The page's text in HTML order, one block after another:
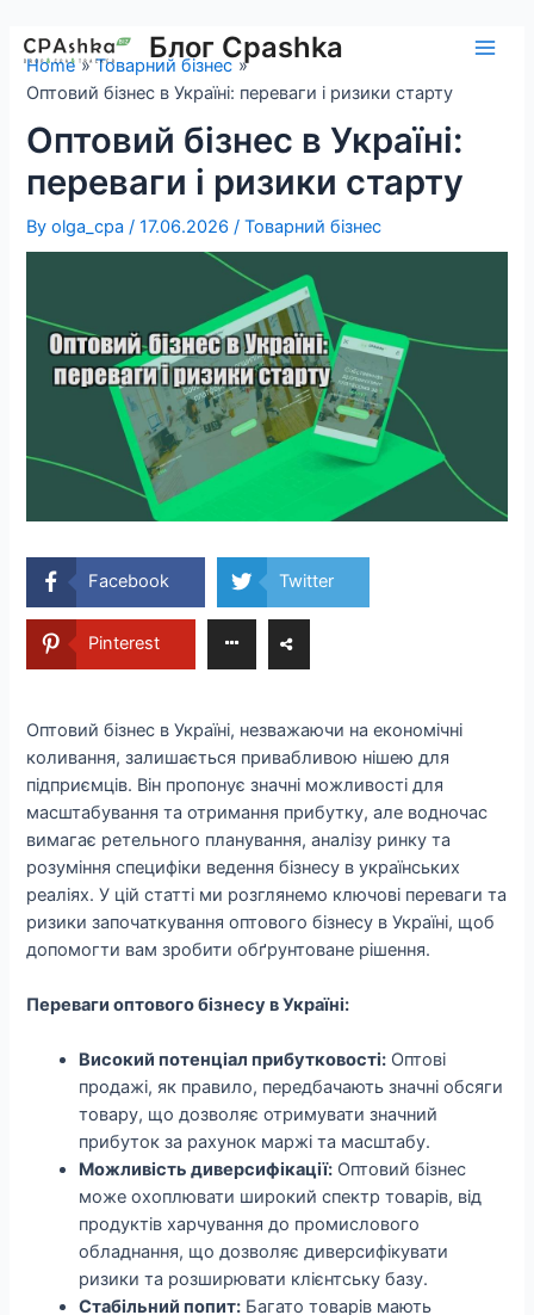
content
Блог Cpashka
Home
Товарний бізнес
Оптовий бізнес в Україні: переваги і ризики старту
Оптовий бізнес в Україні:
переваги і ризики старту
Byolga_cpa/17.06.2026/Товарний бізнес
Facebook Twitter
Pinterest
Оптовий бізнес в Україні, незважаючи на економічні
коливання, залишається привабливою нішею для
підприємців. Він пропонує значні можливості для
масштабування та отримання прибутку, але водночас
вимагає ретельного планування, аналізу ринку та
розуміння специфіки ведення бізнесу в українських
реаліях. У цій статті ми розглянемо ключові переваги та
ризики започаткування оптового бізнесу в Україні, щоб
допомогти вам зробити обґрунтоване рішення.
Переваги оптового бізнесу в Україні:
Високий потенціал прибутковості: Оптові
продажі, як правило, передбачають значні обсяги
товару, що дозволяє отримувати значний
прибуток за рахунок маржі та масштабу.
Можливість диверсифікації: Оптовий бізнес
може охоплювати широкий спектр товарів, від
продуктів харчування до промислового
обладнання, що дозволяє диверсифікувати
ризики та розширювати клієнтську базу.
Стабільний попит: Багато товарів мають